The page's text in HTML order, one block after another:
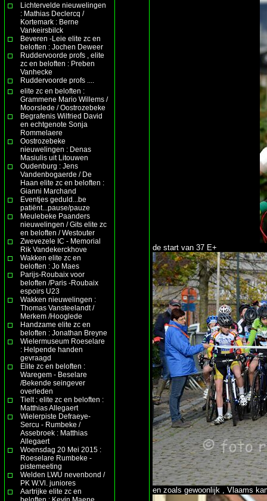
Lichtervelde nieuwelingen
: Mathias Declercq /
Kortemark : Berne
Vankeirsbilck
Beveren -Leie elite zc en
beloften : Jochen Deweer
Ruddervoorde profs , elite
zc en beloften : Preben
Vanhecke
Ruddervoorde profs ....
elite zc en beloften :
Grammene Mario Willems /
Moorslede / Oostrozebeke
Begrafenis Wilfried David
en echtgenote Sonja
Rommelaere
Oostrozebeke
nieuwelingen : Denas
Masiulis uit Litouwen
Oudenburg : Jens
Vandenbogaerde / De
Haan elite zc en beloften :
Gianni Marchand
Eventjes geduld...be
patiënt...pause/pauze
Meulebeke Paanders
nieuwelingen / Gits elite zc
en beloften / Westouter
Zwevezele IC - Memorial
Rik Vandekerckhove
Wakken elite zc en
beloften : Jo Maes
Parijs-Roubaix voor
beloften /Paris -Roubaix
espoirs U23
Wakken nieuwelingen :
Thomas Vansteelandt /
Merkem /Hooglede
Handzame elite zc en
beloften : Jonathan Breyne
Wielermuseum Roeselare
: Helpende handen
gevraagd
Elite zc en beloften :
Waregem - Beselare
/Bekende seingever
overleden
Tielt : elite zc en beloften :
Matthias Allegaert
Wielerpiste Defraeye-
Sercu - Rumbeke /
Assebroek : Matthias
Allegaert
Woensdag 20 Mei 2015 :
Roeselare Rumbeke -
pistemeeting
Welden LWU nevenbond /
PK W.Vl. juniores
Aartrijke elite zc en
de start van 37 E+
en zoals gewoonlijk , Vlaams